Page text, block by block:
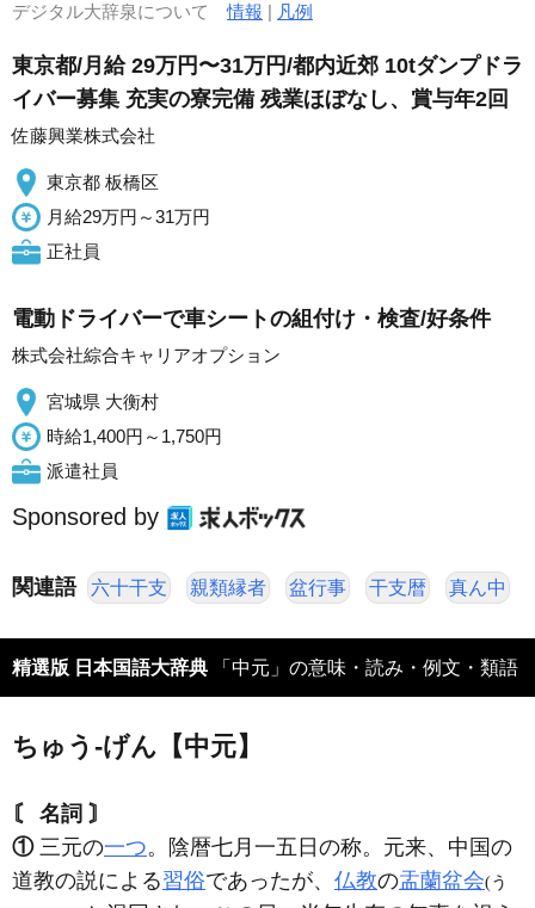
デジタル大辞泉について情報 | 凡例
東京都/月給 29万円〜31万円/都内近郊 10tダンプドラ
イバー募集 充実の寮完備 残業ほぼなし、賞与年2回
佐藤興業株式会社
東京都 板橋区
月給29万円～31万円
正社員
電動ドライバーで車シートの組付け・検査/好条件
株式会社綜合キャリアオプション
宮城県 大衡村
時給1,400円～1,750円
派遣社員
Sponsored by
関連語 六十干支 親類縁者 盆行事 干支暦 真ん中
精選版 日本国語大辞典 「中元」の意味・読み・例文・類語
ちゅう‐げん【中元】
〘 名詞 〙
①三元の一つ。陰暦七月一五日の称。元来、中国の
道教の説による習俗であったが、 仏教の盂蘭盆会(う